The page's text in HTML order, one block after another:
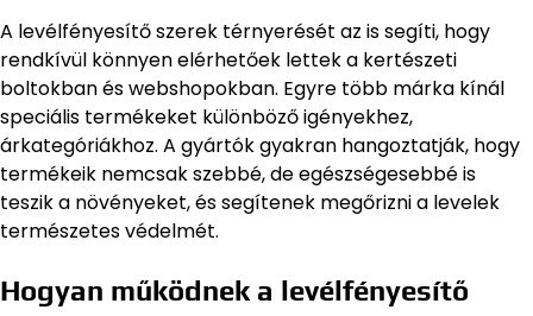
A levélfényesítő szerek térnyerését az is segíti, hogy
rendkívül könnyen elérhetőek lettek a kertészeti
boltokban és webshopokban. Egyre több márka kínál
speciális termékeket különböző igényekhez,
árkategóriákhoz. A gyártók gyakran hangoztatják, hogy
termékeik nemcsak szebbé, de egészségesebbé is
teszik a növényeket, és segítenek megőrizni a levelek
természetes védelmét.
Hogyan működnek a levélfényesítő